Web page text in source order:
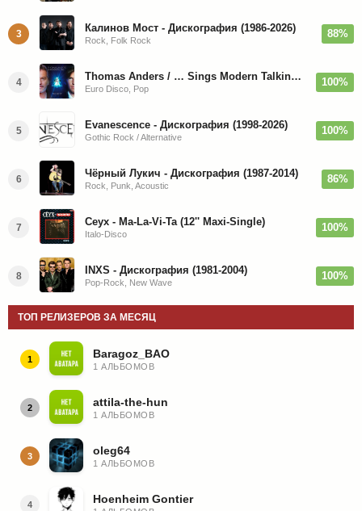
3 Калинов Мост - Дискография (1986-2026)
Rock, Folk Rock
88%
4 Thomas Anders / … Sings Modern Talking: The Best hi-res
Euro Disco, Pop
100%
5 Evanescence - Дискография (1998-2026)
Gothic Rock / Alternative
100%
6 Чёрный Лукич - Дискография (1987-2014)
Rock, Punk, Acoustic
86%
7 Ceyx - Ma-La-Vi-Ta (12'' Maxi-Single)
Italo-Disco
100%
8 INXS - Дискография (1981-2004)
Pop-Rock, New Wave
100%
ТОП РЕЛИЗЕРОВ ЗА МЕСЯЦ
1 Baragoz_BAO
1 АЛЬБОМОВ
2 attila-the-hun
1 АЛЬБОМОВ
3 oleg64
1 АЛЬБОМОВ
4 Hoenheim Gontier